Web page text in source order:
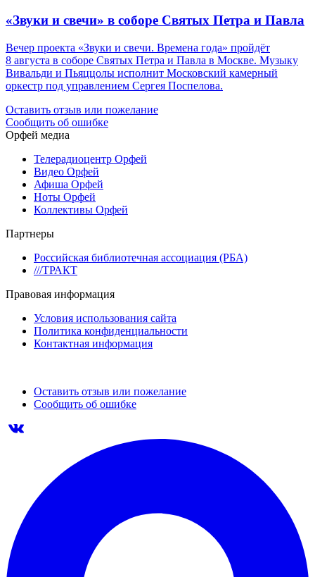
«Звуки и свечи» в соборе Святых Петра и Павла
Вечер проекта «Звуки и свечи. Времена года» пройдёт
8 августа в соборе Святых Петра и Павла в Москве. Музыку
Вивальди и Пьяццолы исполнит Московский камерный
оркестр под управлением Сергея Поспелова.
Оставить отзыв или пожелание
Сообщить об ошибке
Орфей медиа
Телерадиоцентр Орфей
Видео Орфей
Афиша Орфей
Ноты Орфей
Коллективы Орфей
Партнеры
Российская библиотечная ассоциация (РБА)
///ТРАКТ
Правовая информация
Условия использования сайта
Политика конфиденциальности
Контактная информация
Оставить отзыв или пожелание
Сообщить об ошибке